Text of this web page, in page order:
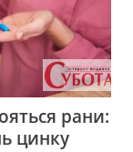
рани:
цинку